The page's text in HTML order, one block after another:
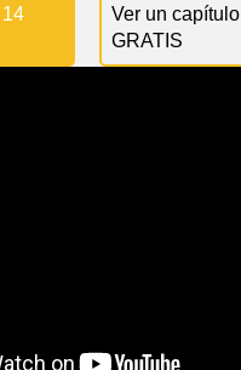
Ver un capítulo
GRATIS